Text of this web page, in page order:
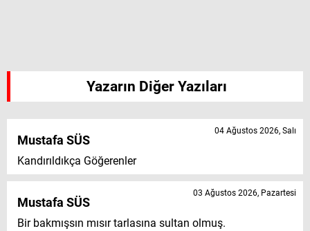
Yazarın Diğer Yazıları
Mustafa SÜS
Kandırıldıkça Göğerenler
04 Ağustos 2026, Salı
Mustafa SÜS
Bir bakmışsın mısır tarlasına sultan olmuş.
03 Ağustos 2026, Pazartesi